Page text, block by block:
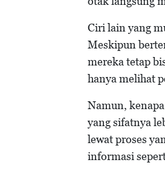
Ciri lain yang
Meskipun
mereka tetap
hanya melihat
Namun,
yang sifatnya
lewat proses
informasi